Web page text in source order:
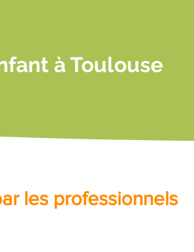
à Toulouse
les professionnels